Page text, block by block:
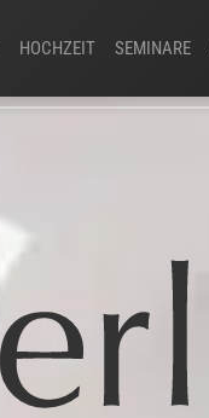
HOCHZEIT SEMINARE